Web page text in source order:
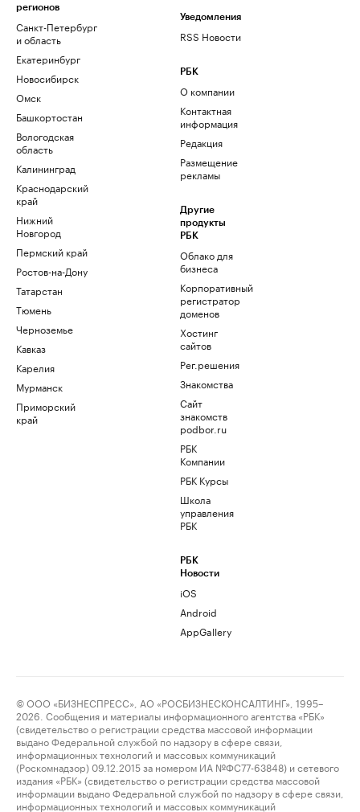
регионов
Санкт-Петербург
и область
Екатеринбург
Новосибирск
Омск
Башкортостан
Вологодская
область
Калининград
Краснодарский
край
Нижний
Новгород
Пермский край
Ростов-на-Дону
Татарстан
Тюмень
Черноземье
Кавказ
Карелия
Мурманск
Приморский
край
Уведомления
RSS Новости
РБК
О компании
Контактная
информация
Редакция
Размещение
рекламы
Другие
продукты
РБК
Облако для
бизнеса
Корпоративный
регистратор
доменов
Хостинг
сайтов
Рег.решения
Знакомства
Сайт
знакомств
podbor.ru
РБК
Компании
РБК Курсы
Школа
управления
РБК
РБК
Новости
iOS
Android
AppGallery
© ООО «БИЗНЕСПРЕСС», АО «РОСБИЗНЕСКОНСАЛТИНГ», 1995–
2026. Сообщения и материалы информационного агентства «РБК»
(свидетельство о регистрации средства массовой информации
выдано Федеральной службой по надзору в сфере связи,
информационных технологий и массовых коммуникаций
(Роскомнадзор) 09.12.2015 за номером ИА №ФС77-63848) и сетевого
издания «РБК» (свидетельство о регистрации средства массовой
информации выдано Федеральной службой по надзору в сфере связи,
информационных технологий и массовых коммуникаций